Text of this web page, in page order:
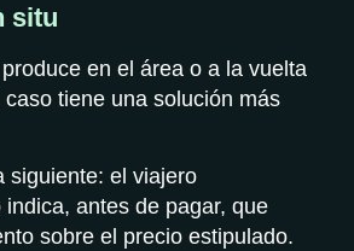
situ
en el área o a la vuelta
tiene una solución más
siguiente: el viajero
antes de pagar, que
sobre el precio estipulado.